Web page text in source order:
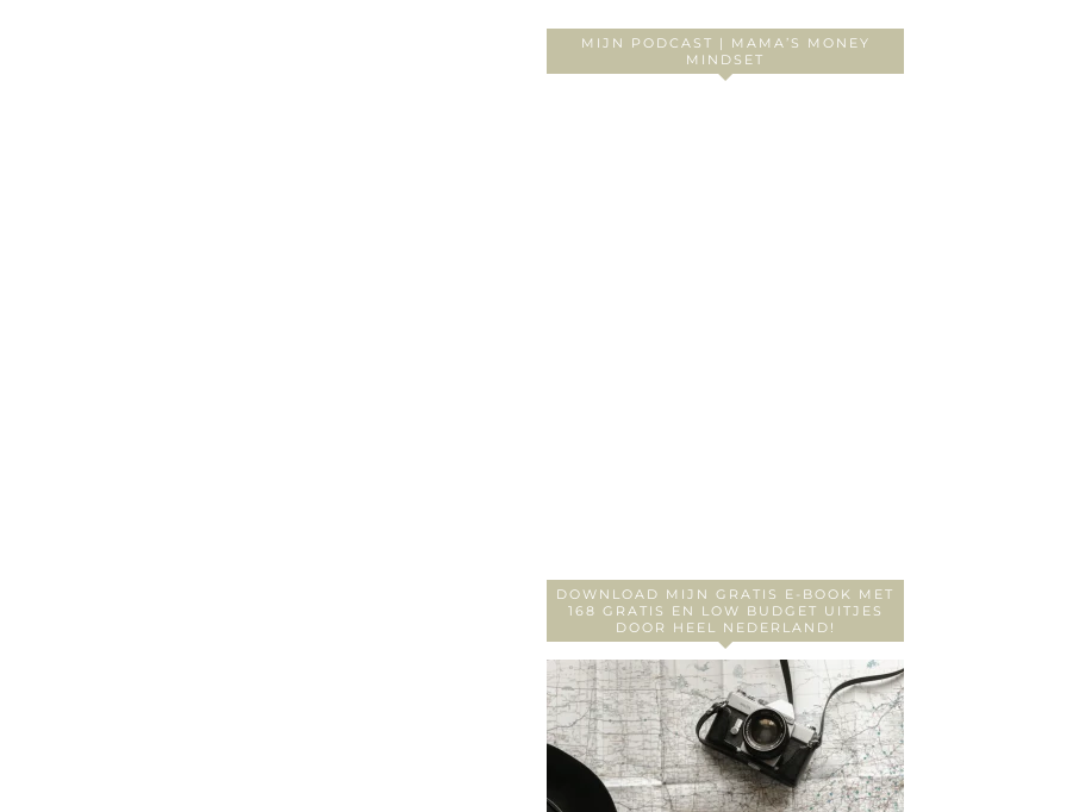
MIJN PODCAST | MAMA’S MONEY
MINDSET
DOWNLOAD MIJN GRATIS E-BOOK MET
168 GRATIS EN LOW BUDGET UITJES
DOOR HEEL NEDERLAND!